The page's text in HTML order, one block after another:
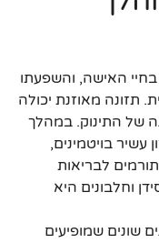
האישה, והשפעתו
תזונה מאוזנת יכולה
של התינוק. במהלך
עשיר בויטמינים,
לבריאות
וחלבונים היא
שונים שמופיעים